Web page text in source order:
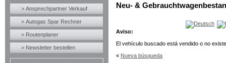
> Ansprechpartner Verkauf
> Autogas Spar Rechner
> Routenplaner
> Newsletter bestellen
Neu- &
Aviso:
El vehículo buscado está vendido o no
« Nueva búsqueda